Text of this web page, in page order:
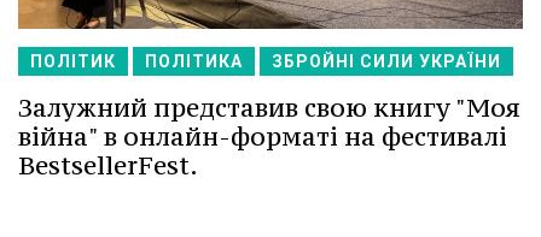
ПОЛІТИК ПОЛІТИКА ЗБРОЙНІ СИЛИ УКРАЇНИ
Залужний представив свою книгу "Моя
війна" в онлайн-форматі на фестивалі
BestsellerFest.